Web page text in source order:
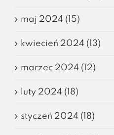
maj 2024 (15)
kwiecień 2024 (13)
marzec 2024 (12)
luty 2024 (18)
styczeń 2024 (18)